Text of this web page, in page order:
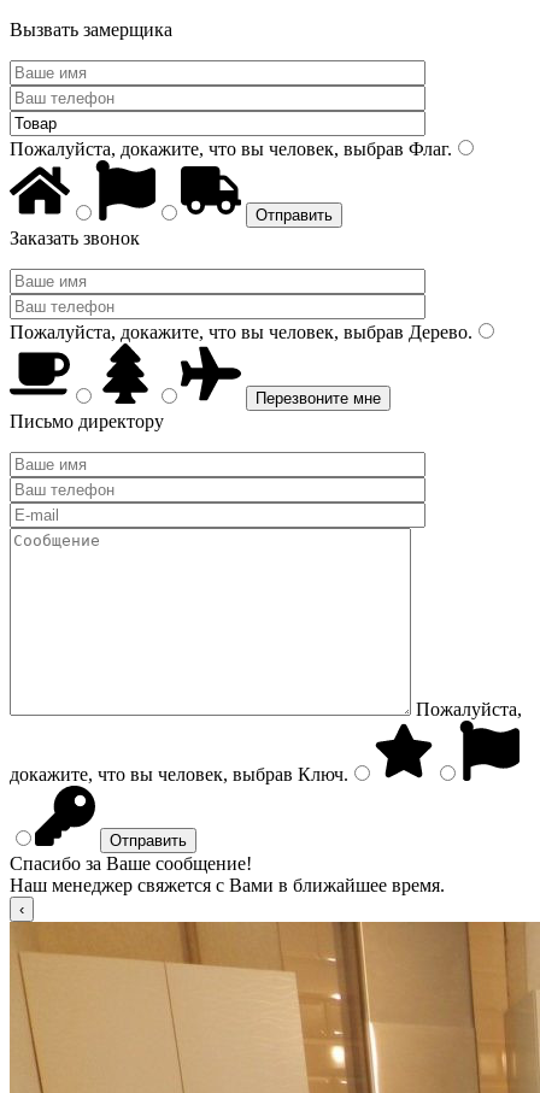
Вызвать замерщика
Пожалуйста, докажите, что вы человек, выбрав Флаг.
Заказать звонок
Пожалуйста, докажите, что вы человек, выбрав Дерево.
Письмо директору
Пожалуйста,
докажите, что вы человек, выбрав Ключ.
Спасибо за Ваше сообщение!
Наш менеджер свяжется с Вами в ближайшее время.